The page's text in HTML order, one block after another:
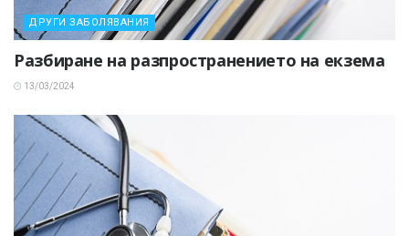
ДРУГИ ЗАБОЛЯВАНИЯ
Разбиране на разпространението на екзема
13/03/2024